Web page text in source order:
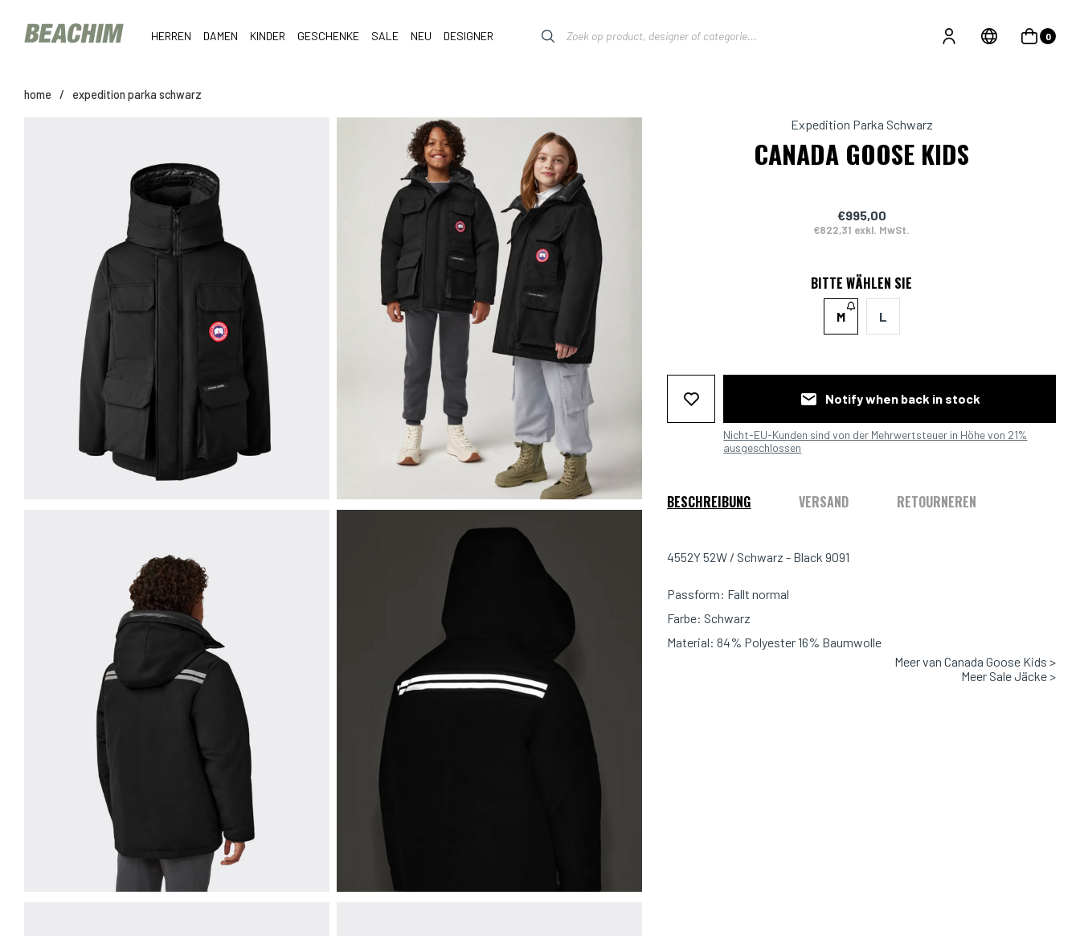
HERREN DAMEN KINDER GESCHENKE SALE NEU DESIGNER 0
home / expedition parka schwarz
Expedition Parka Schwarz
CANADA GOOSE KIDS
€995,00
€822,31 exkl. MwSt.
BITTE WÄHLEN SIE
M L
Notify when back in stock
Nicht-EU-Kunden sind von der Mehrwertsteuer in Höhe von 21%
ausgeschlossen
BESCHREIBUNG VERSAND RETOURNEREN
4552Y 52W / Schwarz - Black 9091
Passform: Fallt normal
Farbe: Schwarz
Material: 84% Polyester 16% Baumwolle
Meer van Canada Goose Kids >
Meer Sale Jäcke >